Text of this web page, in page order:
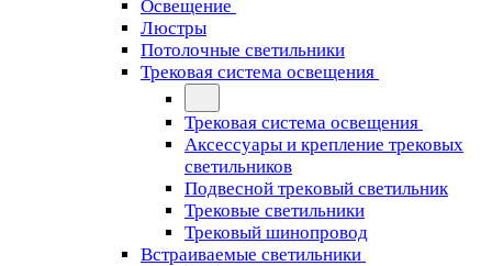
Освещение
Люстры
Потолочные светильники
Трековая система освещения
Трековая система освещения
Аксессуары и крепление трековых
светильников
Подвесной трековый светильник
Трековые светильники
Трековый шинопровод
Встраиваемые светильники